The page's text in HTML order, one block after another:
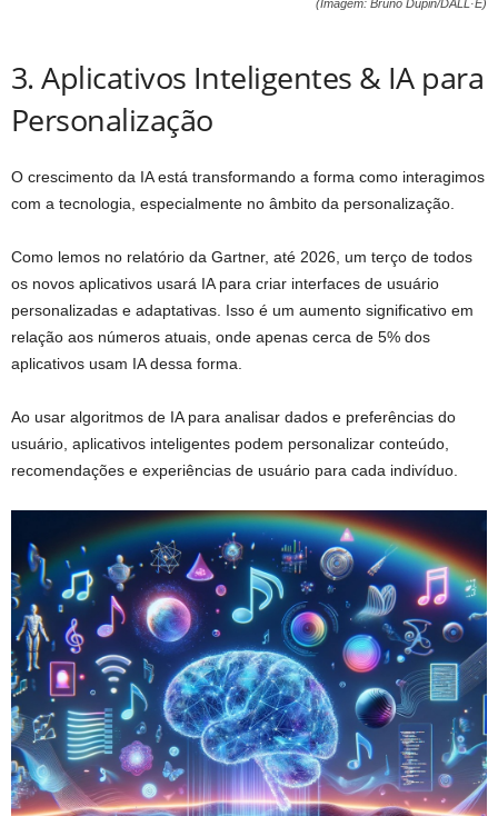
(Imagem: Bruno Dupin/DALL·E)
3. Aplicativos Inteligentes & IA para
Personalização
O crescimento da IA está transformando a forma como interagimos
com a tecnologia, especialmente no âmbito da personalização.
Como lemos no relatório da Gartner, até 2026, um terço de todos
os novos aplicativos usará IA para criar interfaces de usuário
personalizadas e adaptativas. Isso é um aumento significativo em
relação aos números atuais, onde apenas cerca de 5% dos
aplicativos usam IA dessa forma.
Ao usar algoritmos de IA para analisar dados e preferências do
usuário, aplicativos inteligentes podem personalizar conteúdo,
recomendações e experiências de usuário para cada indivíduo.